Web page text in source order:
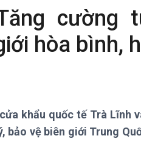
Thời sự 12h
Thời sự 18h
Thời sự 21h30
Bản tin
Khoa học & Công nghệ
Tin Khoa học & Công nghệ
cường
hòa bình,
khẩu quốc tế Trà Lĩnh
bảo vệ biên giới Trung